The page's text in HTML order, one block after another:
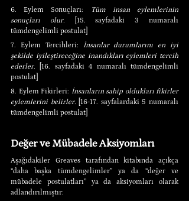
6. Eylem Sonuçları:
Tüm insan eylemlerinin
sonuçları olur. [15. sayfadaki 3 numaralı
tümdengelimli postulat]
7. Eylem Tercihleri:
İnsanlar durumlarını en iyi
şekilde iyileştireceğine inandıkları eylemleri tercih
ederler. [16. sayfadaki 4 numaralı tümdengelimli
postulat]
8. Eylem Fikirleri: İnsanların sahip oldukları fikirler
eylemlerini belirler. [16-17. sayfalardaki 5 numaralı
tümdengelimli postulat]
Değer ve Mübadele Aksiyomları
Aşağıdakiler Greaves tarafından kitabında açıkça
“daha başka tümdengelimler” ya da “değer ve
mübadele postulatları” ya da aksiyomları olarak
adlandırılmıştır: